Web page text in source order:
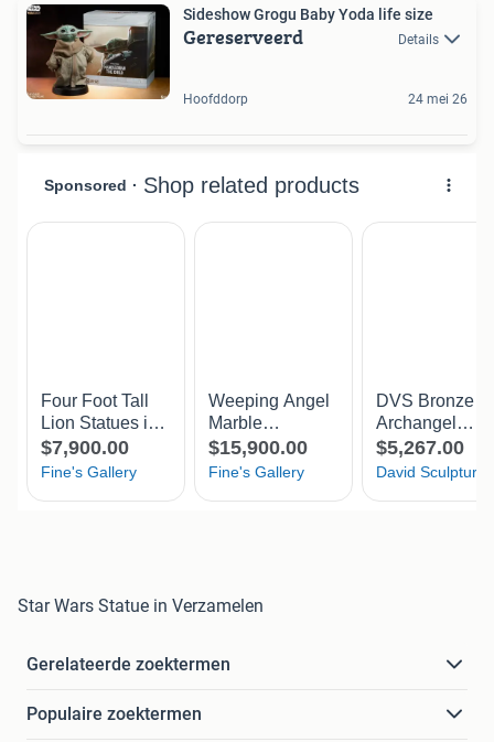
Sideshow Grogu Baby Yoda life size
Gereserveerd Details
Hoofddorp 24 mei 26
Star Wars Statue in Verzamelen
Gerelateerde zoektermen
Populaire zoektermen